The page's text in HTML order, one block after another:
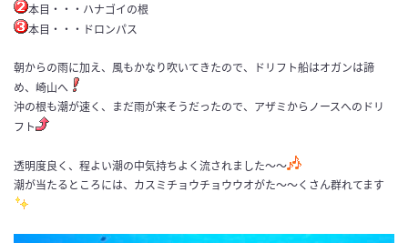
本目・・・ハナゴイの根
本目・・・ドロンパス
朝からの雨に加え、風もかなり吹いてきたので、ドリフト船はオガンは諦
め、崎山へ
沖の根も潮が速く、まだ雨が来そうだったので、アザミからノースへのドリ
フト
透明度良く、程よい潮の中気持ちよく流されました〜〜
潮が当たるところには、カスミチョウチョウウオがた〜〜くさん群れてます